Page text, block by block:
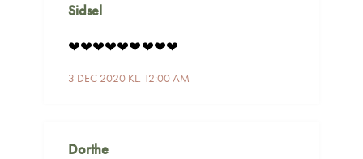
Sidsel
3 DEC 2020 KL. 12:00 AM
❤❤❤❤❤❤❤❤❤
Dorthe